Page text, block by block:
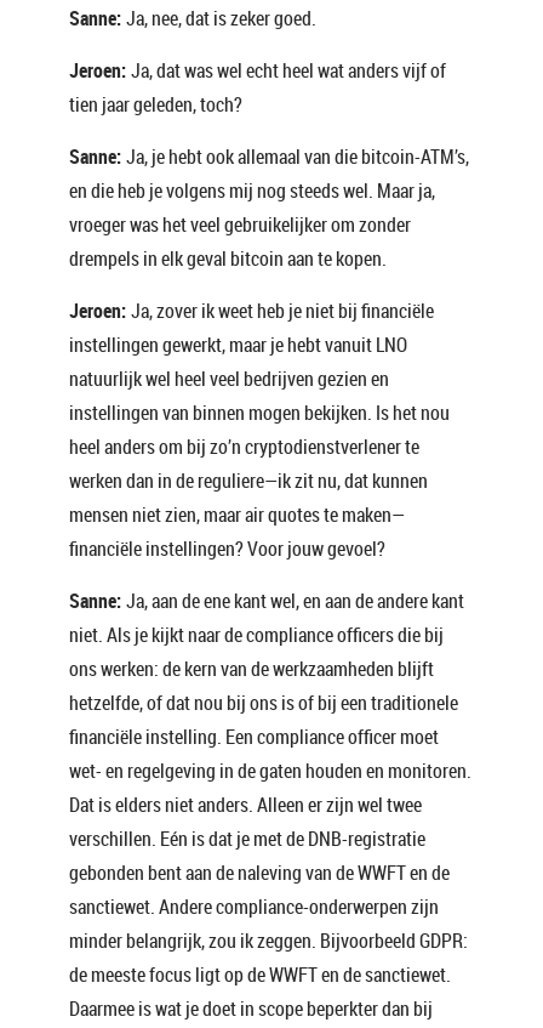
Sanne:Ja, nee, dat is zeker goed.
Jeroen:Ja, dat was wel echt heel wat anders vijf of
tien jaar geleden, toch?
Sanne:Ja, je hebt ook allemaal van die bitcoin-ATM’s,
en die heb je volgens mij nog steeds wel. Maar ja,
vroeger was het veel gebruikelijker om zonder
drempels in elk geval bitcoin aan te kopen.
Jeroen:Ja, zover ik weet heb je niet bij financiële
instellingen gewerkt, maar je hebt vanuit LNO
natuurlijk wel heel veel bedrijven gezien en
instellingen van binnen mogen bekijken. Is het nou
heel anders om bij zo’n cryptodienstverlener te
werken dan in de reguliere—ik zit nu, dat kunnen
mensen niet zien, maar air quotes te maken—
financiële instellingen? Voor jouw gevoel?
Sanne:Ja, aan de ene kant wel, en aan de andere kant
niet. Als je kijkt naar de compliance officers die bij
ons werken: de kern van de werkzaamheden blijft
hetzelfde, of dat nou bij ons is of bij een traditionele
financiële instelling. Een compliance officer moet
wet- en regelgeving in de gaten houden en monitoren.
Dat is elders niet anders. Alleen er zijn wel twee
verschillen. Eén is dat je met de DNB-registratie
gebonden bent aan de naleving van de WWFT en de
sanctiewet. Andere compliance-onderwerpen zijn
minder belangrijk, zou ik zeggen. Bijvoorbeeld GDPR:
de meeste focus ligt op de WWFT en de sanctiewet.
Daarmee is wat je doet in scope beperkter dan bij